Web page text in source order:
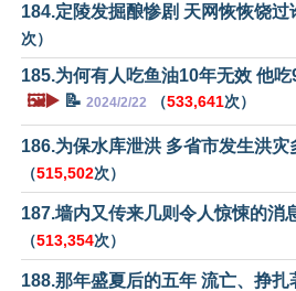
184.定陵发掘酿惨剧 天网恢恢饶过
次）
185.为何有人吃鱼油10年无效 他
🖼️▶️ 📝 2024/2/22 （533,641次）
186.为保水库泄洪 多省市发生洪灾
（515,502次）
187.墙内又传来几则令人惊悚的消
（513,354次）
188.那年盛夏后的五年 流亡、挣扎